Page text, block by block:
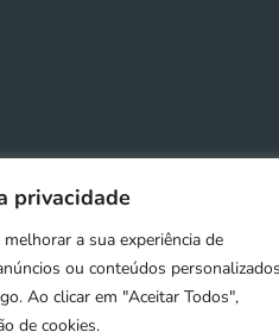
privacidade
a sua experiência de
ou conteúdos
Ao clicar em "Aceitar Todos",
de cookies.